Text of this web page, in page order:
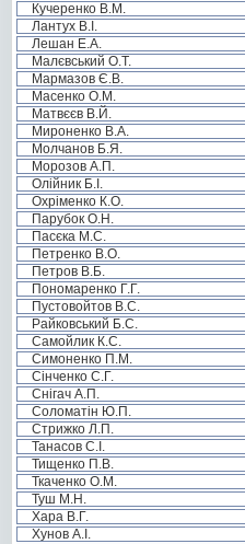
Кучеренко В.М.
Лантух В.І.
Лешан Е.А.
Малєвський О.Т.
Мармазов Є.В.
Масенко О.М.
Матвєєв В.Й.
Мироненко В.А.
Молчанов Б.Я.
Морозов А.П.
Олійник Б.І.
Охріменко К.О.
Парубок О.Н.
Пасєка М.С.
Петренко В.О.
Петров В.Б.
Пономаренко Г.Г.
Пустовойтов В.С.
Райковський Б.С.
Самойлик К.С.
Симоненко П.М.
Сінченко С.Г.
Снігач А.П.
Соломатін Ю.П.
Стрижко Л.П.
Танасов С.І.
Тищенко П.В.
Ткаченко О.М.
Туш М.Н.
Хара В.Г.
Хунов А.І.